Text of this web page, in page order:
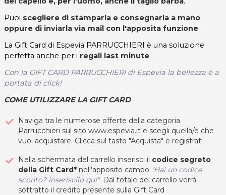
Puoi scegliere di stamparla e consegnarla a mano
oppure di inviarla via mail con l'apposita funzione.
La Gift Card di Espevia PARRUCCHIERI è una soluzione
perfetta anche per i regali last minute.
Con la GIFT CARD PARRUCCHIERI di Espevia la bellezza è a
portata di click!
COME UTILIZZARE LA GIFT CARD
Naviga tra le numerose offerte della categoria
Parrucchieri sul sito www.espevia.it e scegli quella/e che
vuoi acquistare. Clicca sul tasto "Acquista" e registrati
Nella schermata del carrello inserisci il codice segreto
della Gift Card* nell'apposito campo "Hai un codice
sconto? inseriscilo qui". Dal totale del carrello verrà
sottratto il credito presente sulla Gift Card